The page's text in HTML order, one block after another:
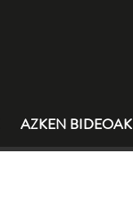
AZKEN BIDEOAK